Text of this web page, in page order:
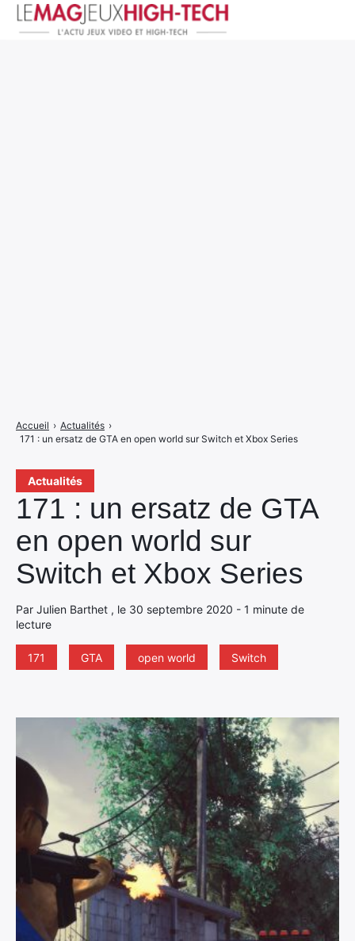
Actualités
171 : un ersatz de GTA
en open world sur
Switch et Xbox Series
Par Julien Barthet , le 30 septembre 2020 - 1 minute de
lecture
171 GTA open world Switch
Accueil › Actualités ›
171 : un ersatz de GTA en open world sur Switch et Xbox Series